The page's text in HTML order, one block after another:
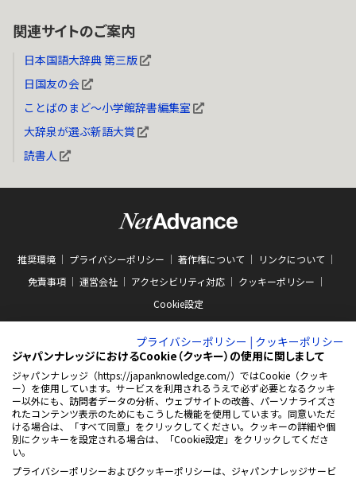
関連サイトのご案内
日本国語大辞典 第三版
日国友の会
ことばのまど～小学館辞書編集室
大辞泉が選ぶ新語大賞
読書人
推奨環境 プライバシーポリシー 著作権について
リンクについて
免責事項
運営会社 アクセシビリティ対応
クッキーポリシー
Cookie設定
ABJマークは、この電子書店・電子書籍配信サービスが、著作権者からコンテン
ツ使用許諾を得た正規版配信サービスであることを示す商標（登録番号 第
10981000号）です。ABJマークの詳細、ABJマークを掲示しているサービスの一
覧はこちらをご覧ください。
AEBS 電子出版制作・流通協議会
https://aebs.or.jp/
新
い
プライバシーポリシー | クッキーポリシー
ジャパンナレッジにおけるCookie（クッキー）の使用に関しまして
ジャパンナレッジ（https://japanknowledge.com/）ではCookie（クッキ
ー）を使用しています。サービスを利用されるうえで必ず必要となるクッキ
ー以外にも、訪問者データの分析、ウェブサイトの改善、パーソナライズさ
れたコンテンツ表示のためにもこうした機能を使用しています。同意いただ
ける場合は、「すべて同意」をクリックしてください。クッキーの詳細や個
別にクッキーを設定される場合は、「Cookie設定」をクリックしてくださ
い。
プライバシーポリシーおよびクッキーポリシーは、ジャパンナレッジサービ